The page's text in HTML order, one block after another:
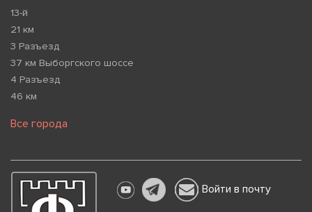
13-й
21 км
3 Разъезд
37 км Выборгского шоссе
4 Разъезд
46 км
Все города
Войти в почту